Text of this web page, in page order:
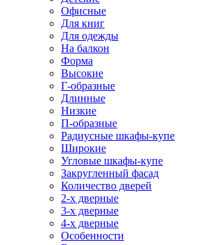
Офисные
Для книг
Для одежды
На балкон
Форма
Высокие
Г-образные
Длинные
Низкие
П-образные
Радиусные шкафы-купе
Широкие
Угловые шкафы-купе
Закругленный фасад
Количество дверей
2-х дверные
3-х дверные
4-х дверные
Особенности